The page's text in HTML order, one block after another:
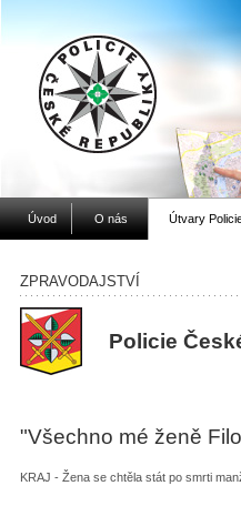
Úvod O nás Útvary
ZPRAVODAJSTVÍ
Policie
"Všechno mé ženě
KRAJ - Žena se chtěla stát po smrti